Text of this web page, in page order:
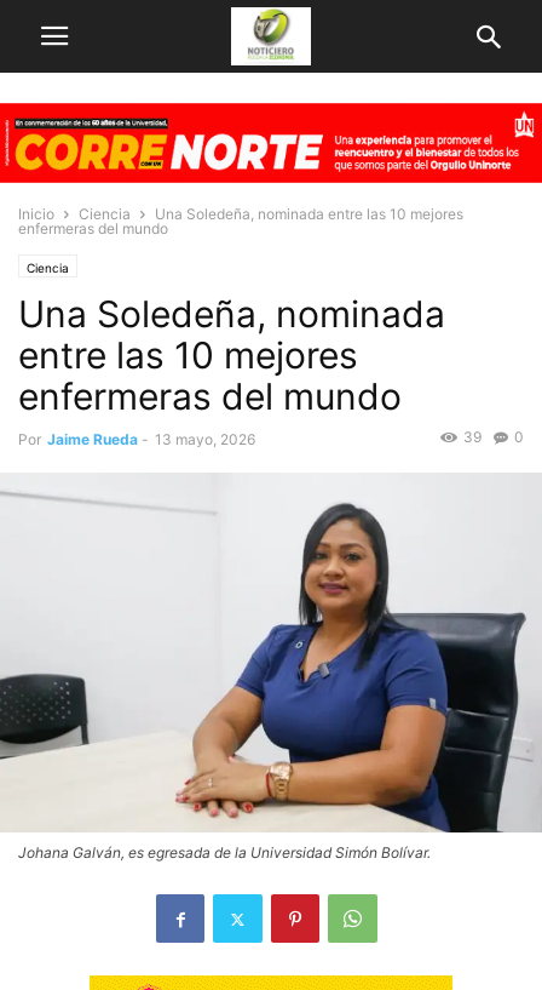
Inicio Ciencia
Una Soledeña, nominada entre las 10 mejores
enfermeras del mundo
Ciencia
Una Soledeña, nominada
entre las 10 mejores
enfermeras del mundo
Por Jaime Rueda - 13 mayo, 2026 0
39
Johana Galván, es egresada de la Universidad Simón Bolívar.